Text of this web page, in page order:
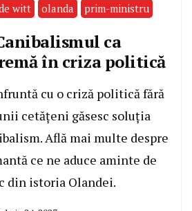
witt olanda prim-ministru
ca
în criza politică
cu o criză politică fără
cetățeni găsesc soluția
Află mai multe despre
ce ne aduce aminte de
din istoria Olandei.